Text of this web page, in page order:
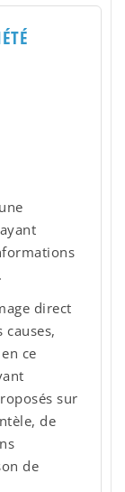
direct
ce
sur
de
de